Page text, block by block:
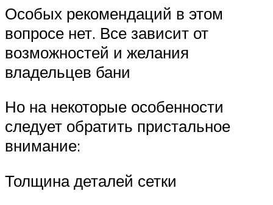
Особых рекомендаций в этом
вопросе нет. Все зависит от
возможностей и желания
владельцев бани
Но на некоторые особенности
следует обратить пристальное
внимание:
Толщина деталей сетки